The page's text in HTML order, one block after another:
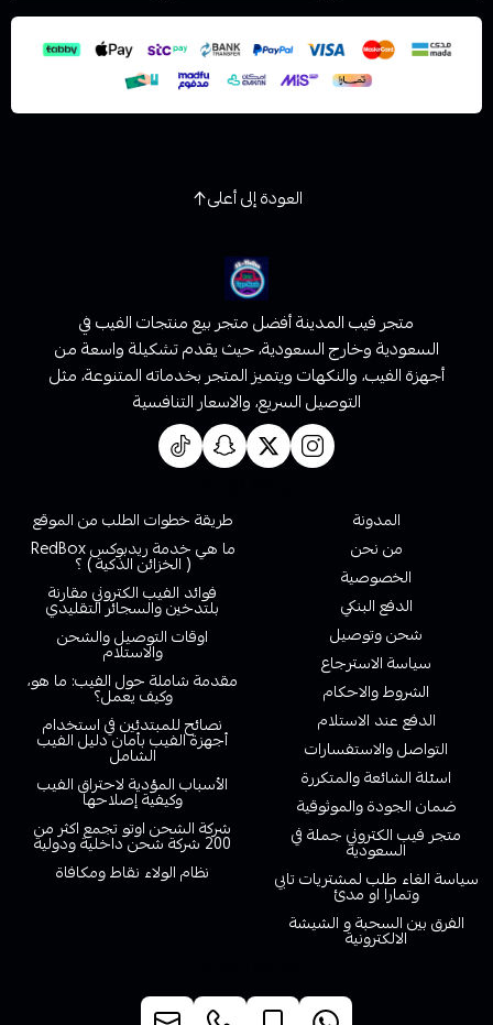
استعراض
العودة إلى أعلى
متجر فيب المدينة أفضل متجر بيع منتجات الفيب في
السعودية وخارج السعودية، حيث يقدم تشكيلة واسعة من
أجهزة الفيب، والنكهات ويتميز المتجر بخدماته المتنوعة، مثل
التوصيل السريع، والاسعار التنافسية
المدونة
من نحن
الخصوصية
الدفع البنكي
شحن وتوصيل
سياسة الاسترجاع
الشروط والاحكام
الدفع عند الاستلام
التواصل والاستفسارات
اسئلة الشائعة والمتكررة
ضمان الجودة والموثوقية
متجر فيب الكتروني جملة في
السعودية
سياسة الغاء طلب لمشتريات تابي
وتمارا او مدئ
الفرق بين السحبة و الشيشة
الالكترونية
طريقة خطوات الطلب من الموقع
ما هي خدمة ريدبوكس RedBox
( الخزائن الذكية ) ؟
فوائد الفيب الكتروني مقارنة
بلتدخين والسجائر التقليدي
اوقات التوصيل والشحن
والاستلام
مقدمة شاملة حول الفيب: ما هو،
وكيف يعمل؟
نصائح للمبتدئين في استخدام
أجهزة الفيب بأمان دليل الفيب
الشامل
الأسباب المؤدية لاحتراق الفيب
وكيفية إصلاحها
شركة الشحن اوتو تجمع اكثر من
200 شركة شحن داخلية ودولية
نظام الولاء نقاط ومكافاة